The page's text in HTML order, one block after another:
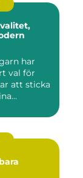
har
val för
att sticka